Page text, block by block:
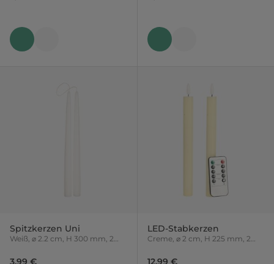
Spitzkerzen Uni
Weiß, ⌀ 2.2 cm, H 300 mm, 2
3,99 €
LED-Stabkerzen
Creme, ⌀ 2 cm, H 225 mm, 2
12,99 €